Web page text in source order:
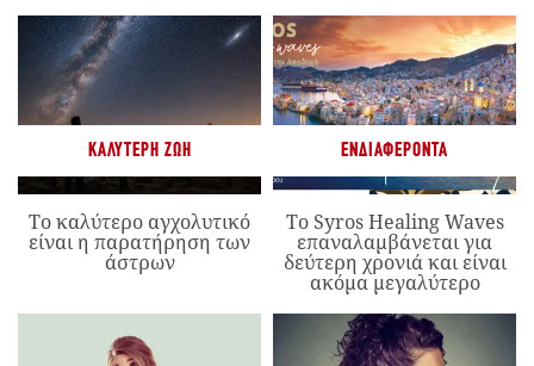
ΚΑΛΎΤΕΡΗ ΖΩΉ
Το καλύτερο αγχολυτικό
είναι η παρατήρηση των
άστρων
ΕΝΔΙΑΦΈΡΟΝΤΑ
Το Syros Healing Waves
επαναλαμβάνεται για
δεύτερη χρονιά και είναι
ακόμα μεγαλύτερο